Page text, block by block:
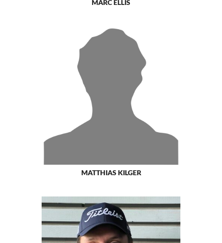
MARC ELLIS
MATTHIAS KILGER